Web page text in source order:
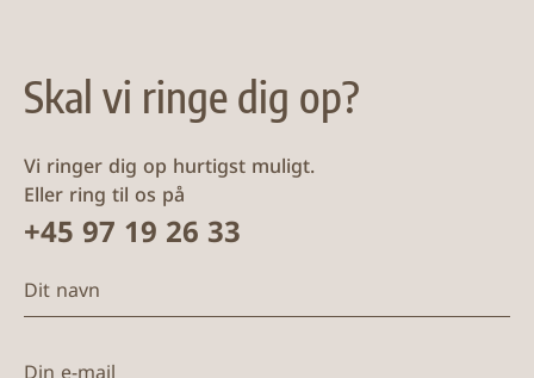
Skal vi ringe dig op?
Vi ringer dig op hurtigst muligt.
Eller ring til os på
+45 97 19 26 33